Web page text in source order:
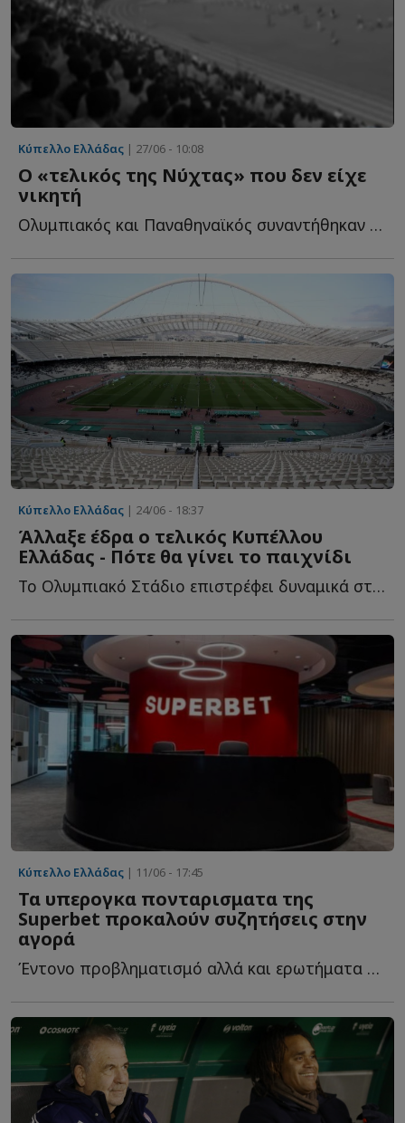
Κύπελλο Ελλάδας | 27/06 - 10:08
Ο «τελικός της Νύχτας» που δεν είχε
νικητή
Ολυμπιακός και Παναθηναϊκός συναντήθηκαν στο ουδέτερο γ...
Κύπελλο Ελλάδας | 24/06 - 18:37
Άλλαξε έδρα ο τελικός Κυπέλλου
Ελλάδας - Πότε θα γίνει το παιχνίδι
Το Ολυμπιακό Στάδιο επιστρέφει δυναμικά στο προσκήνιο ω...
Κύπελλο Ελλάδας | 11/06 - 17:45
Τα υπερογκα πονταρισματα της
Superbet προκαλούν συζητήσεις στην
αγορά
Έντονο προβληματισμό αλλά και ερωτήματα προκαλεί στην α...